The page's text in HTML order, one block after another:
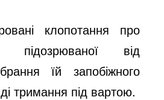
клопотання про
підозрюваної від
їй запобіжного
тримання під вартою.